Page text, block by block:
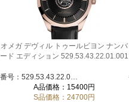
オメガ デヴィル トゥールビヨン ナンバ
ード エディション 529.53.43.22.01.001
A品価格：15400円
S品価格：24700円